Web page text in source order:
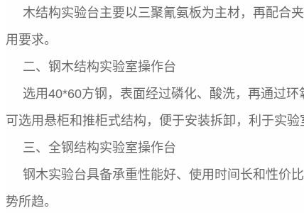
木结构实验台主要以三聚氰氨板为主材，再配合
用要求。
二、钢木结构实验室操作台
选用40*60方钢，表面经过磷化、酸洗，再通过
可选用悬柜和推柜式结构，便于安装拆卸，利于实验
三、全钢结构实验室操作台
钢木实验台具备承重性能好、使用时间长和性价
势所趋。